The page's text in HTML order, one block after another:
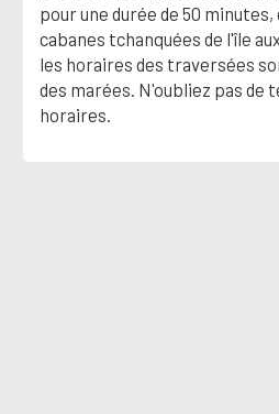
pour une durée de 50
cabanes tchanquées de l'île
les horaires des traversées
des marées. N'oubliez pas de
horaires.